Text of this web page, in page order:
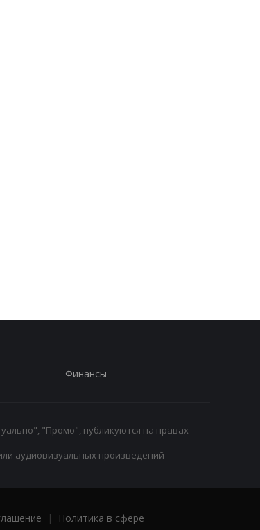
Финансы
"Промо", публикуются на правах
аудиовизуальных произведений
|
Политика в сфере